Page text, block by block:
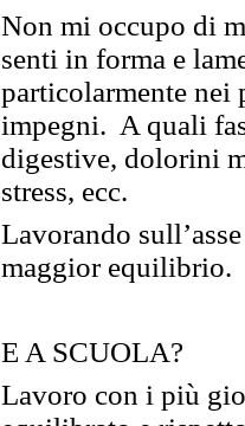
Non mi occupo di
senti in forma e
particolarmente nei
impegni. A quali
digestive, dolorini
stress, ecc.
Lavorando
maggior equilibrio.
E A SCUOLA?
Lavoro con i più